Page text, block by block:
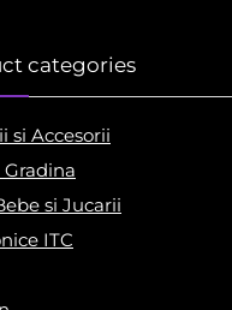
categories
si Accesorii
Gradina
si Jucarii
ITC